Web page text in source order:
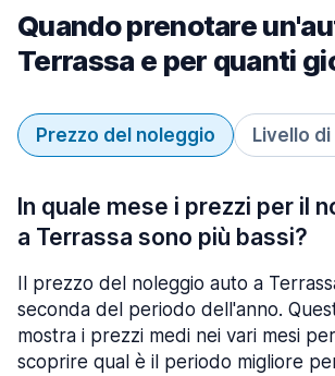
Quando prenotare
Terrassa e per quanti
Prezzo del noleggio Livello
In quale mese i prezzi per il
a Terrassa sono più bassi?
Il prezzo del noleggio auto a
seconda del periodo dell'anno.
mostra i prezzi medi nei vari mesi
scoprire qual è il periodo migliore